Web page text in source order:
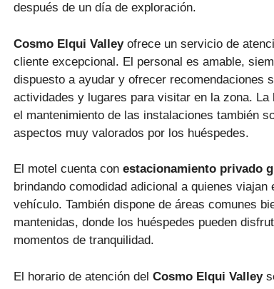
después de un día de exploración.
Cosmo Elqui Valleyofrece un servicio de
cliente excepcional. El personal es amable,
dispuesto a ayudar y ofrecer recomendaciones
actividades y lugares para visitar en la zona. La
el mantenimiento de las instalaciones también
aspectos muy valorados por los huéspedes.
El motel cuenta con estacionamiento privado
brindando comodidad adicional a quienes viajan
vehículo. También dispone de áreas comunes
mantenidas, donde los huéspedes pueden
momentos de tranquilidad.
El horario de atención del Cosmo Elqui Valley